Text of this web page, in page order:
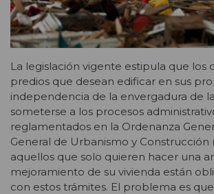
La legislación vigente estipula que los
predios que desean edificar en sus
independencia de la envergadura de
someterse a los procesos
reglamentados en la Ordenanza
General de Urbanismo y Construcción
aquellos que solo quieren hacer una
mejoramiento de su vivienda están
con estos trámites. El problema es